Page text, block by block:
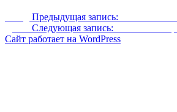
Предыдущая запись:
Следующая запись:
Сайт работает на WordPress